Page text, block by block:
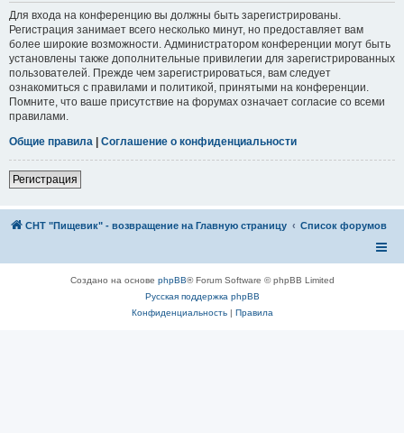
Для входа на конференцию вы должны быть зарегистрированы.
Регистрация занимает всего несколько минут, но предоставляет вам
более широкие возможности. Администратором конференции могут быть
установлены также дополнительные привилегии для зарегистрированных
пользователей. Прежде чем зарегистрироваться, вам следует
ознакомиться с правилами и политикой, принятыми на конференции.
Помните, что ваше присутствие на форумах означает согласие со всеми
правилами.
Общие правила | Соглашение о конфиденциальности
Регистрация
СНТ "Пищевик" - возвращение на Главную страницу Список форумов
Создано на основе phpBB® Forum Software © phpBB Limited
Русская поддержка phpBB
Конфиденциальность| Правила